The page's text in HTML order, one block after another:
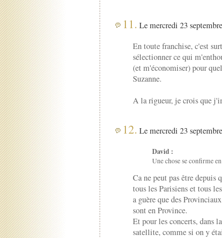
11. Le mercredi 23
En toute franchise, c'est
sélectionner ce qui
(et m'économiser) pour
Suzanne.
A la rigueur, je crois que
12. Le mercredi 23
David :
Une chose se confirme
Ca ne peut pas être depuis
tous les Parisiens et tous
a guère que des
sont en Province.
Et pour les concerts, dans
satellite, comme si on y